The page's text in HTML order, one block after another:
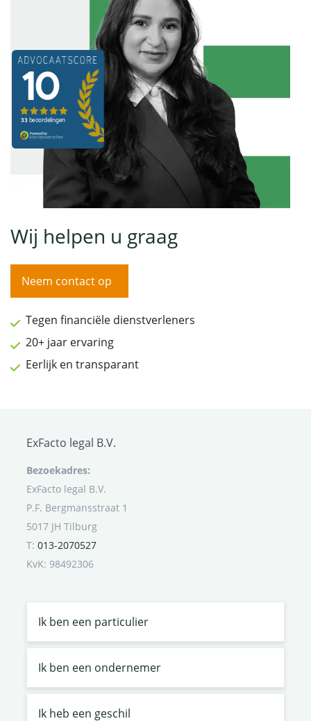
Wij helpen u graag
Neem contact op
Tegen financiële dienstverleners
20+ jaar ervaring
Eerlijk en transparant
ExFacto legal B.V.
Bezoekadres:
ExFacto legal B.V.
P.F. Bergmansstraat 1
5017 JH Tilburg
T: 013-2070527
KvK: 98492306
Ik ben een particulier
Ik ben een ondernemer
Ik heb een geschil